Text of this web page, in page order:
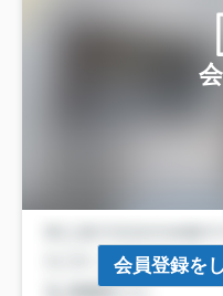
会員登録を